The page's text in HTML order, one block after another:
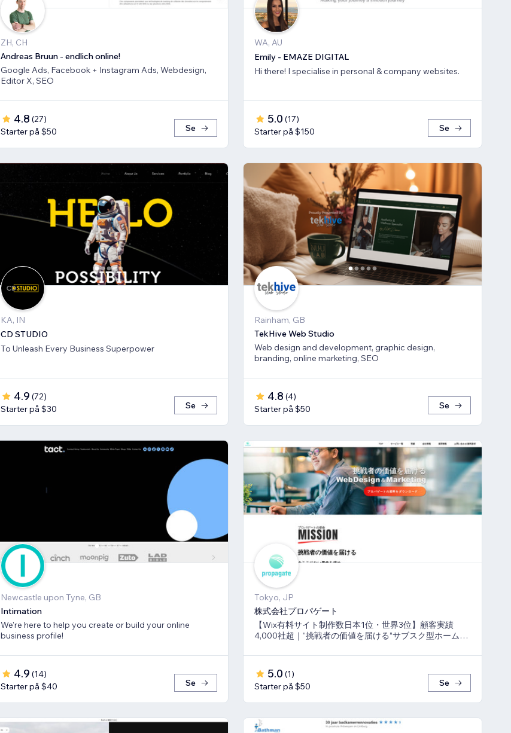
ZH, CH
Andreas Bruun - endlich online!
Google Ads, Facebook + Instagram Ads, Webdesign,
Editor X, SEO
4.8 (27)
Starter på $50
Se
WA, AU
Emily - EMAZE DIGITAL
Hi there! I specialise in personal & company websites.
5.0 (17)
Starter på $150
Se
KA, IN
CD STUDIO
To Unleash Every Business Superpower
4.9 (72)
Starter på $30
Se
Rainham, GB
TekHive Web Studio
Web design and development, graphic design,
branding, online marketing, SEO
4.8 (4)
Starter på $50
Se
Newcastle upon Tyne, GB
Intimation
We're here to help you create or build your online
business profile!
4.9 (14)
Starter på $40
Se
Tokyo, JP
株式会社プロパゲート
【Wix有料サイト制作数日本1位・世界3位】顧客実績
4,000社超｜“挑戦者の価値を届ける”サブスク型ホームペ
5.0 (1)
Starter på $50
Se